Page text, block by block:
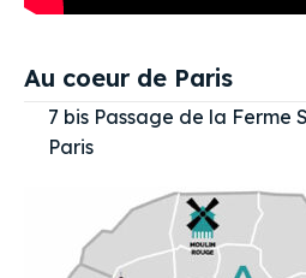
Au coeur de Paris
7 bis Passage de la Ferme
Paris